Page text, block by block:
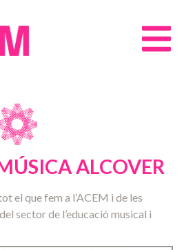
ALCOVER
el que fem a l’ACEM i de les
sector de l’educació musical i